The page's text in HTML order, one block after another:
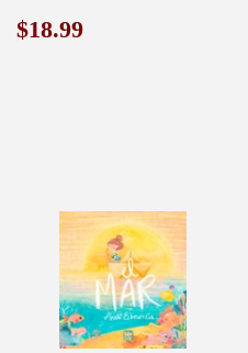
Precio
$18.99